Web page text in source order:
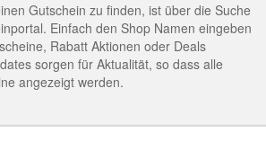
Gutschein zu finden, ist über die Suche
Einfach den Shop Namen eingeben
Rabatt Aktionen oder Deals
sorgen für Aktualität, so dass alle
angezeigt werden.